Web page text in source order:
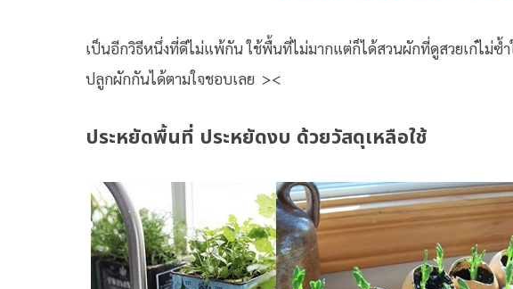
เป็นอีกวิธีหนึ่งที่ดีไม่แพ้กัน ใช้พื้นที่ไม่มากแต่ก็ได้สวนผักที่ดูสวยเก๋ไม่ซ้
ปลูกผักกันได้ตามใจชอบเลย ><
ประหยัดพื้นที่ ประหยัดงบ ด้วยวัสดุเหลือใช้